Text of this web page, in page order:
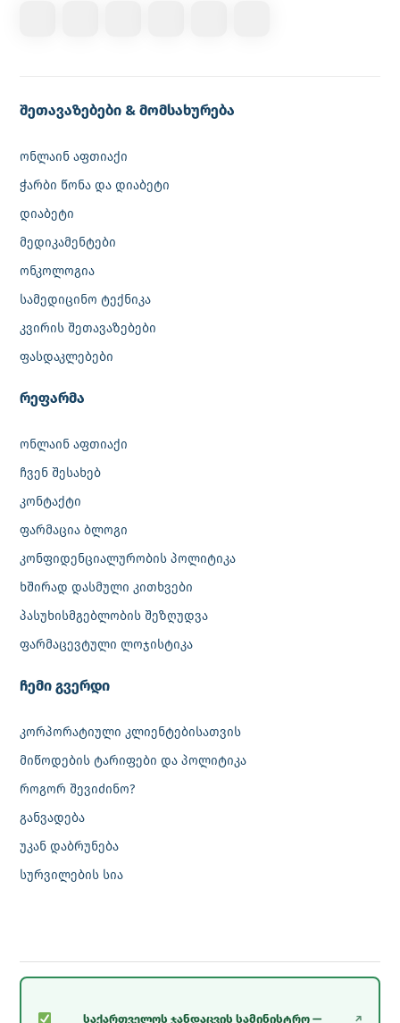
შეთავაზებები & მომსახურება
ონლაინ აფთიაქი
ჭარბი წონა და დიაბეტი
დიაბეტი
მედიკამენტები
ონკოლოგია
სამედიცინო ტექნიკა
კვირის შეთავაზებები
ფასდაკლებები
რეფარმა
ონლაინ აფთიაქი
ჩვენ შესახებ
კონტაქტი
ფარმაცია ბლოგი
კონფიდენციალურობის პოლიტიკა
ხშირად დასმული კითხვები
პასუხისმგებლობის შეზღუდვა
ფარმაცევტული ლოჯისტიკა
‎ჩემი გვერდი
კორპორატიული კლიენტებისათვის
მიწოდების ტარიფები და პოლიტიკა
როგორ შევიძინო?
განვადება
უკან დაბრუნება
სურვილების სია
საქართველოს ჯანდაცვის სამინისტრო — ↗